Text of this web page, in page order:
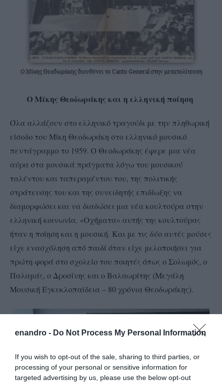
enandro - Do Not Process My Personal Information
If you wish to opt-out of the sale, sharing to third parties, or
processing of your personal or sensitive information for
targeted advertising by us, please use the below opt-out
Ο Μίκης Θεοδωράκης και η ελληνική ποίηση
Όλα αλλάζουν στο ελληνικό τραγούδι με την πληθωρική
είσοδο του Μίκη Θεοδωράκη στο ελληνικό μουσικό
πεντάγραμμο το 1959. Ο Θεοδωράκης έφερε μια νέα
αύρα στα μουσικά πράγματα λόγω του μουσικού
ταλέντου και ταπεραμέντου του, της πολιτικής
στράτευσης του και της συνειδητής επιδίωξης να
διαμορφώσει και να διαδώσει μια νέα κουλτούρα στην
ελληνική κοινωνία. «Οχήματα» αυτής της κουλτούρας
ήταν η ποίηση και η μουσική. Και με τις δύο αυτές μούσες
είχε ενασχόληση από παιδί όταν είχε μελοποιήσει για
πρώτη φορά στο σχολείο του ποιητές όπως ο Σολωμός, ο
Παλαμάς, ο Δροσίνης και ο Βαλαωρίτης (Μεγάλη
Μουσική Εγκυκλοπαίδεια – 80 χρόνια Θεοδωράκης).